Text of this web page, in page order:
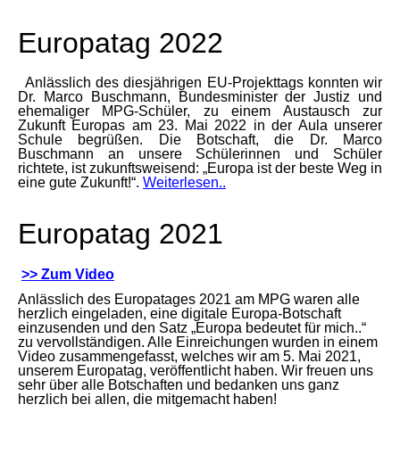
Europatag 2022
Anlässlich des diesjährigen EU-Projekttags konnten wir
Dr. Marco Buschmann, Bundesminister der Justiz und
ehemaliger MPG-Schüler, zu einem Austausch zur
Zukunft Europas am 23. Mai 2022 in der Aula unserer
Schule begrüßen. Die Botschaft, die Dr. Marco
Buschmann an unsere Schülerinnen und Schüler
richtete, ist zukunftsweisend: „Europa ist der beste Weg in
eine gute Zukunft!“. Weiterlesen..
Europatag 2021
>> Zum Video
Anlässlich des Europatages 2021 am MPG waren alle
herzlich eingeladen, eine digitale Europa-Botschaft
einzusenden und den Satz „Europa bedeutet für mich..“
zu vervollständigen. Alle Einreichungen wurden in einem
Video zusammengefasst, welches wir am 5. Mai 2021,
unserem Europatag, veröffentlicht haben. Wir freuen uns
sehr über alle Botschaften und bedanken uns ganz
herzlich bei allen, die mitgemacht haben!